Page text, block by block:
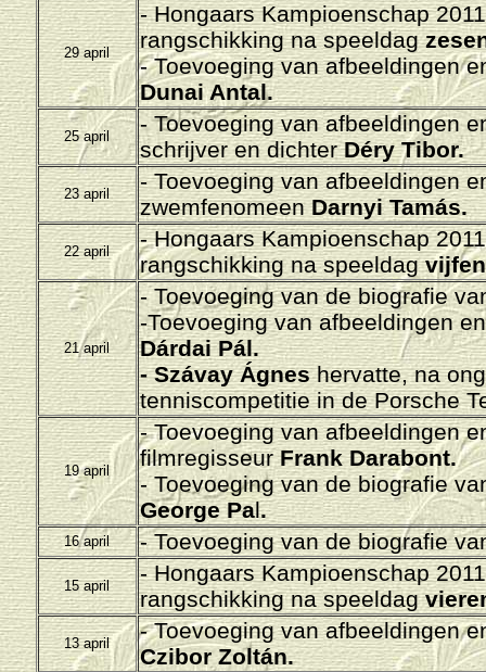
29 april
- Hongaars Kampioenschap
rangschikking na speeldag
- Toevoeging van afbeeldingen
Dunai Antal.
25 april
-Toevoeging van afbeeldingen
schrijver en dichterDéry Tibor.
23 april
-Toevoeging van afbeeldingen
zwemfenomeenDarnyi Tamás.
22 april
- Hongaars Kampioenschap
rangschikking na speeldag
21 april
-Toevoeging van de biografie
-Toevoeging van afbeeldingen
Dárdai Pál.
- Szávay Ágneshervatte, na
tenniscompetitie in de Porsche
19 april
- Toevoeging van afbeeldingen
filmregisseurFrank Darabont.
-Toevoeging van de biografie
George Pal.
16 april -Toevoeging van de biografie
15 april
- Hongaars Kampioenschap
rangschikking na speeldag
13 april
-Toevoeging van afbeeldingen
Czibor Zoltán.